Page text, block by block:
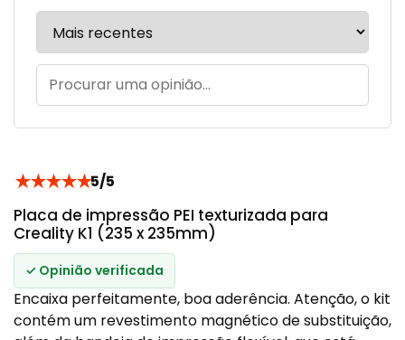
★★★★★5/5
Placa de impressão PEI texturizada para
Creality K1 (235 x 235mm)
✓ Opinião verificada
Encaixa perfeitamente, boa aderência. Atenção, o kit
contém um revestimento magnético de substituição,